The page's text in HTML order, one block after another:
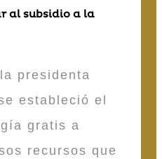
al subsidio a la
presidenta
estableció el
gratis a
recursos que